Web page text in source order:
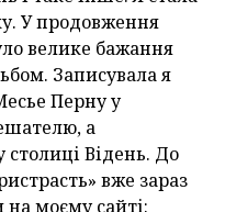
У продовження
велике бажання
Записувала я
Перну у
а
столиці Відень. До
вже зараз
моєму сайті: